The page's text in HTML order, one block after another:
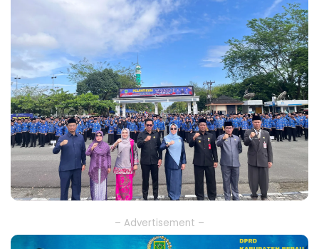
– Advertisement –